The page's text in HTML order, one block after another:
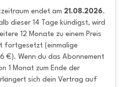
endet am 21.08.2026.
dieser 14 Tage kündigst, wird
12 Monate zu einem Preis
fortgesetzt (einmalige
€). Wenn du das Abonnement
1 Monat zum Ende der
sich dein Vertrag auf